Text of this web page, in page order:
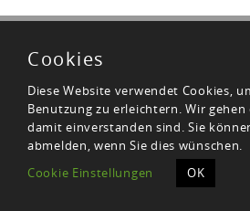
© 2026ESPRESSO TECNICA e.K.
DATENSCHUTZERKLÄRUNG
IMPRESSUM
Cookies
Diese Website verwendet Cookies,
Benutzung zu erleichtern. Wir gehen
damit einverstanden sind. Sie
abmelden, wenn Sie dies wünschen.
Cookie Einstellungen
OK